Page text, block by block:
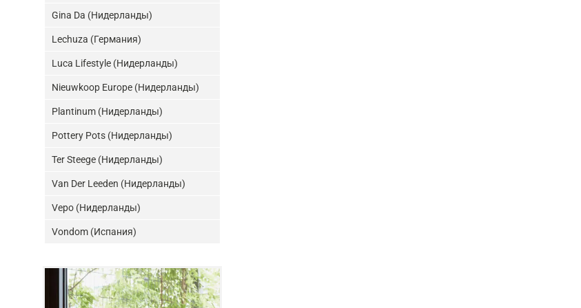
Gina Da (Нидерланды)
Lechuza (Германия)
Luca Lifestyle (Нидерланды)
Nieuwkoop Europe (Нидерланды)
Plantinum (Нидерланды)
Pottery Pots (Нидерланды)
Ter Steege (Нидерланды)
Van Der Leeden (Нидерланды)
Vepo (Нидерланды)
Vondom (Испания)